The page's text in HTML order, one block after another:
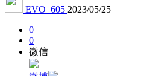
EVO_605 2023/05/25
0
0
微信